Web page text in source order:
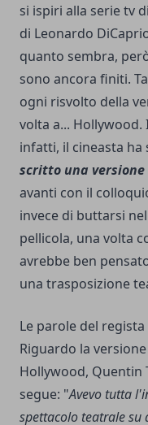
si ispiri alla serie tv
di Leonardo
quanto sembra,
sono ancora finiti.
ogni risvolto della
volta a...
infatti, il cineasta ha
scritto una
avanti con il
invece di buttarsi
pellicola, una volta
avrebbe ben
una trasposizione
Le parole del regista
Riguardo la
Hollywood, Quentin
segue: "Avevo tutta
spettacolo teatrale su